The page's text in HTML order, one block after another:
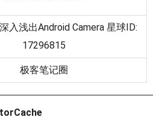
入浅出Android Camera 星球ID:
17296815
极客笔记圈